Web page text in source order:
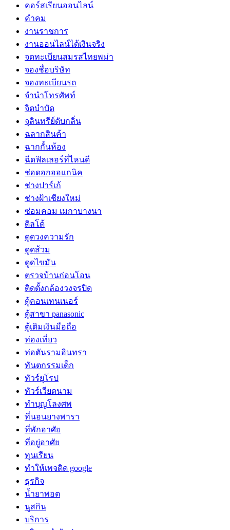
คอร์สเรียนออนไลน์
คำคม
งานราชการ
งานออนไลน์ได้เงินจริง
จดทะเบียนสมรสไทยพม่า
จองชื่อบริษัท
จองทะเบียนรถ
จำนำโทรศัพท์
จิตบำบัด
จุลินทรีย์ดับกลิ่น
ฉลากสินค้า
ฉากกั้นห้อง
ฉีดฟิลเลอร์ที่ไหนดี
ช่อดอกออแกนิค
ช่างปาร์เก้
ช่างฝ้าเชียงใหม่
ซ่อมคอม เมกาบางนา
ดิลโด้
ดูดวงความรัก
ดูดส้วม
ดูดไขมัน
ตรวจบ้านก่อนโอน
ติดตั้งกล้องวงจรปิด
ตู้คอนเทนเนอร์
ตู้สาขา panasonic
ตู้เติมเงินมือถือ
ท่องเที่ยว
ท่อตันรามอินทรา
ทันตกรรมเด็ก
ทัวร์ยุโรป
ทัวร์เวียดนาม
ทำบุญโลงศพ
ที่นอนยางพารา
ที่พักอาศัย
ที่อยู่อาศัย
ทุนเรียน
ทําให้เพจติด google
ธุรกิจ
น้ำยาพอต
นูสกิน
บริการ